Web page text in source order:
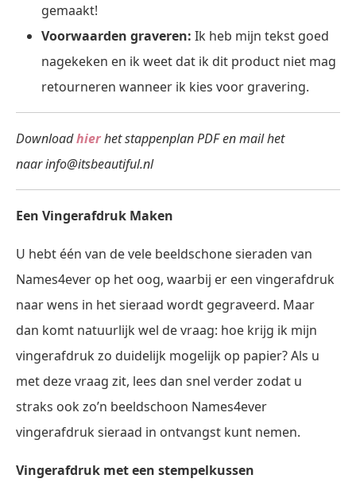
gemaakt!
Voorwaarden graveren: Ik heb mijn tekst goed
nagekeken en ik weet dat ik dit product niet mag
retourneren wanneer ik kies voor gravering.
Downloadhierhet stappenplan PDF en mail het
naarinfo@itsbeautiful.nl
Een Vingerafdruk Maken
U hebt één van de vele beeldschone sieraden van
Names4ever op het oog, waarbij er een vingerafdruk
naar wens in het sieraad wordt gegraveerd. Maar
dan komt natuurlijk wel de vraag: hoe krijg ik mijn
vingerafdruk zo duidelijk mogelijk op papier? Als u
met deze vraag zit, lees dan snel verder zodat u
straks ook zo’n beeldschoon Names4ever
vingerafdruk sieraad in ontvangst kunt nemen.
Vingerafdruk met een stempelkussen